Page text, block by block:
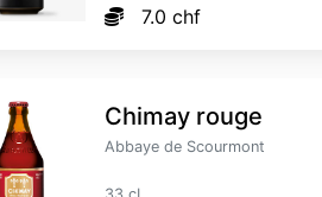
7.0 chf
Chimay rouge
Abbaye de Scourmont